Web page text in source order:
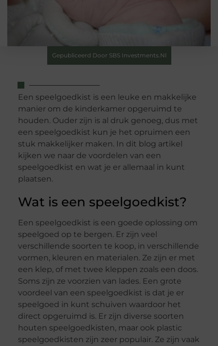
Gepubliceerd Door SBS Investments.nl
Een speelgoedkist is een leuke en makkelijke
manier om de kinderkamer opgeruimd te
houden. Ouder zijn is al druk genoeg, dus met
een speelgoedkist kun je het opruimen een
stuk makkelijker maken. In dit blog artikel
kijken we naar de voordelen van een
speelgoedkist en wat je er allemaal in kunt
plaatsen.
Wat is een speelgoedkist?
Een speelgoedkist is een goede oplossing om
speelgoed op te bergen. Er zijn veel
verschillende soorten te koop, in verschillende
vormen, kleuren en materialen. Ze zijn er met
een klep, of met twee kleppen zoals een doos.
Soms zijn ze voorzien van lades. Een grote
voordeel van een speelgoedkist is dat je er
speelgoed in kunt schuiven waardoor het
direct opgeruimd is. Er zijn diverse soorten
houten speelgoedkisten, maar ook plastic
speelgoedkisten zijn zeer populair. Ze zijn vaak